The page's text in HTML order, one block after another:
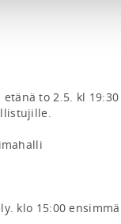
to 2.5. kl 19:30
klo 15:00